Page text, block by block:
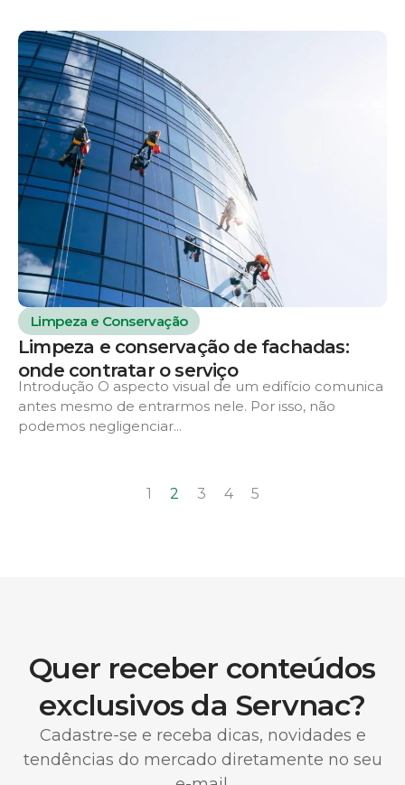
Limpeza e Conservação
Limpeza e conservação de fachadas:
onde contratar o serviço
Introdução O aspecto visual de um edifício comunica
antes mesmo de entrarmos nele. Por isso, não
podemos negligenciar...
1 2 3 4 5
Quer receber conteúdos
exclusivos da Servnac?
Cadastre-se e receba dicas, novidades e
tendências do mercado diretamente no seu